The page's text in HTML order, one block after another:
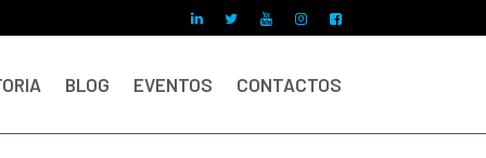
BLOG EVENTOS CONTACTOS